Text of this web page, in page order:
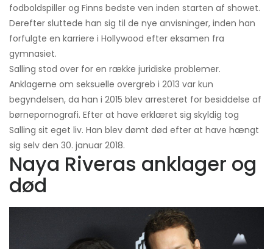
fodboldspiller og Finns bedste ven inden starten af ​​showet.
Derefter sluttede han sig til de nye anvisninger, inden han
forfulgte en karriere i Hollywood efter eksamen fra
gymnasiet.
Salling stod over for en række juridiske problemer.
Anklagerne om seksuelle overgreb i 2013 var kun
begyndelsen, da han i 2015 blev arresteret for besiddelse af
børnepornografi. Efter at have erklæret sig skyldig tog
Salling sit eget liv. Han blev dømt død efter at have hængt
sig selv den 30. januar 2018.
Naya Riveras anklager og
død